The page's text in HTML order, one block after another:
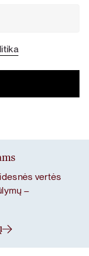
vertės
–